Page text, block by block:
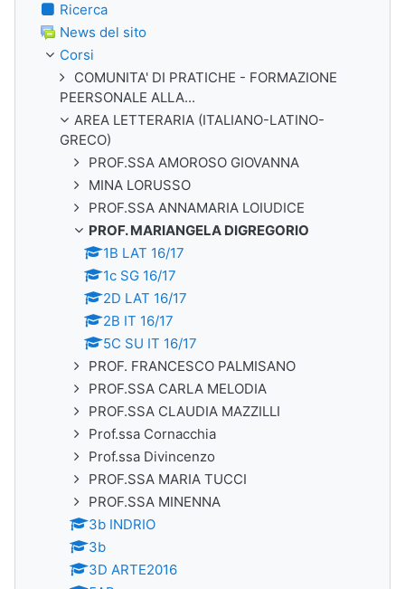
Ricerca
News del sito
Corsi
COMUNITA' DI PRATICHE - FORMAZIONE
PEERSONALE ALLA...
AREA LETTERARIA (ITALIANO-LATINO-
GRECO)
PROF.SSA AMOROSO GIOVANNA
MINA LORUSSO
PROF.SSA ANNAMARIA LOIUDICE
PROF. MARIANGELA DIGREGORIO
1B LAT 16/17
1c SG 16/17
2D LAT 16/17
2B IT 16/17
5C SU IT 16/17
PROF. FRANCESCO PALMISANO
PROF.SSA CARLA MELODIA
PROF.SSA CLAUDIA MAZZILLI
Prof.ssa Cornacchia
Prof.ssa Divincenzo
PROF.SSA MARIA TUCCI
PROF.SSA MINENNA
3b INDRIO
3b
3D ARTE2016